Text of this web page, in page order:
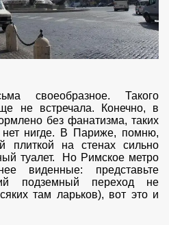
своеобразное. Такого
не встречала. Конечно, в
без фанатизма, таких
нигде. В Париже, помню,
плиткой на стенах сильно
туалет. Но Римское метро
виденные: представьте
подземный переход не
там ларьков), вот это и